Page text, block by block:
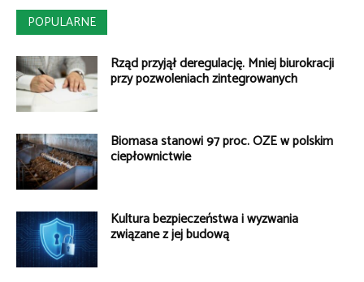
POPULARNE
Rząd przyjął deregulację. Mniej biurokracji
przy pozwoleniach zintegrowanych
Biomasa stanowi 97 proc. OZE w polskim
ciepłownictwie
Kultura bezpieczeństwa i wyzwania
związane z jej budową